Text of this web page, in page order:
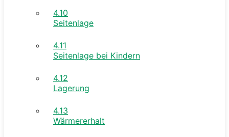
4.10
Seitenlage
4.11
Seitenlage bei Kindern
4.12
Lagerung
4.13
Wärmererhalt